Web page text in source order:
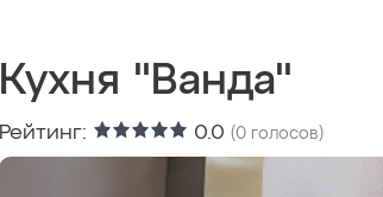
Кухня "Ванда"
Рейтинг: 0.0 (0 голосов)